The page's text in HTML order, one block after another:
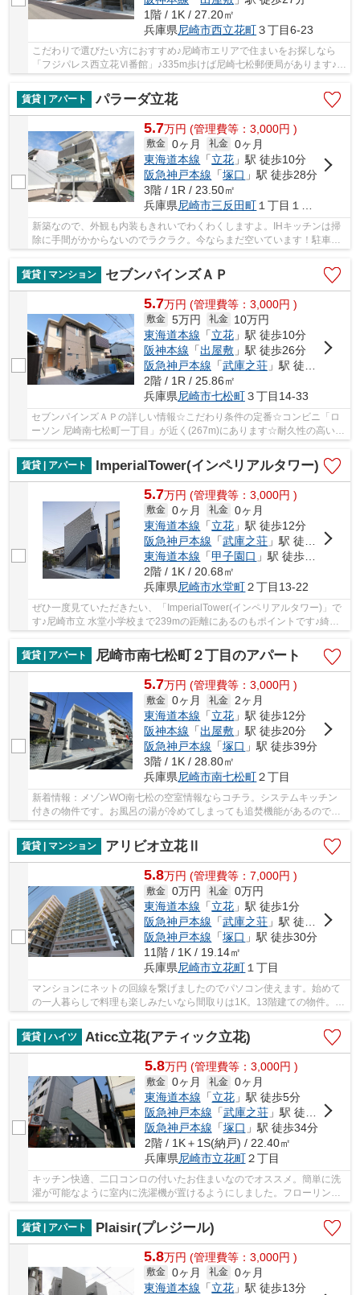
1階 / 1K / 27.20㎡
兵庫県尼崎市西立花町３丁目6-23
こだわりで選びたい方におすすめ♪尼崎市エリアで住まいをお探しなら
「フジパレス西立花Ⅵ番館」♪335m歩けば尼崎七松郵便局があります♪こ
賃貸 | アパート
パラーダ立花
5.7万円 (管理費等：3,000円 )
敷金 0ヶ月 礼金 0ヶ月
東海道本線 「立花 」駅 徒歩10分
阪急神戸本線 「塚口 」駅 徒歩28分
3階 / 1R / 23.50㎡
兵庫県尼崎市三反田町 １丁目１２－２８
新築なので、外観も内装もきれいでわくわくしますよ。IHキッチンは掃
除に手間がかからないのでラクラク。今ならまだ空いています！駐車エ
リアの空き2台です。防災や保証の心配も不要な...
賃貸 | マンション
セブンパインズＡＰ
5.7万円 (管理費等：3,000円 )
敷金 5万円 礼金 10万円
東海道本線 「立花」駅 徒歩10分
阪神本線 「出屋敷」駅 徒歩26分
阪急神戸本線 「武庫之荘」駅 徒歩35分
2階 / 1R / 25.86㎡
兵庫県尼崎市七松町３丁目14-33
セブンパインズＡＰの詳しい情報☆こだわり条件の定番☆コンビニ「ロ
ーソン 尼崎南七松町一丁目」が近く(267m)にあります☆耐久性の高いシ
ステムキッチンが備え付けられております☆新しい...
賃貸 | アパート
ImperialTower(インペリアルタワー)
5.7万円 (管理費等：3,000円 )
敷金 0ヶ月 礼金 0ヶ月
東海道本線 「立花 」駅 徒歩12分
阪急神戸本線 「武庫之荘 」駅 徒歩18分
東海道本線 「甲子園口 」駅 徒歩28分
2階 / 1K / 20.68㎡
兵庫県尼崎市水堂町２丁目13-22
ぜひ一度見ていただきたい、「ImperialTower(インペリアルタワー)」で
す♪尼崎市立 水堂小学校まで239mの距離にあるのもポイントです♪綺麗
な室内と機能的な設備のある物件です♪暮らしに...
賃貸 | アパート
尼崎市南七松町２丁目のアパート
5.7万円 (管理費等：3,000円 )
敷金 0ヶ月 礼金 2ヶ月
東海道本線 「立花 」駅 徒歩12分
阪神本線 「出屋敷 」駅 徒歩20分
阪急神戸本線 「塚口 」駅 徒歩39分
3階 / 1K / 28.80㎡
兵庫県尼崎市南七松町２丁目
新着情報：メゾンWO南七松の空室情報ならコチラ。システムキッチン
付きの物件です。お風呂の湯が冷めてしまっても追焚機能があるので安
賃貸 | マンション
アリビオ立花Ⅱ
5.8万円 (管理費等：7,000円 )
敷金 0万円 礼金 0万円
東海道本線 「立花 」駅 徒歩1分
阪急神戸本線 「武庫之荘 」駅 徒歩25分
阪急神戸本線 「塚口 」駅 徒歩30分
11階 / 1K / 19.14㎡
兵庫県尼崎市立花町１丁目
マンションにネットの回線を繋げましたのでパソコン使えます。始めて
の一人暮らしで料理も楽しみたいなら間取りは1K。13階建ての物件。毎
賃貸 | ハイツ
Aticc立花(アティック立花)
5.8万円 (管理費等：3,000円 )
敷金 0ヶ月 礼金 0ヶ月
東海道本線 「立花」駅 徒歩5分
阪急神戸本線 「武庫之荘」駅 徒歩20分
阪急神戸本線 「塚口 」駅 徒歩34分
2階 / 1K＋1S(納戸) / 22.40㎡
兵庫県尼崎市立花町２丁目
キッチン快適、二口コンロの付いたお住まいなのでオススメ。簡単に洗
濯が可能なように室内に洗濯機が置けるようにしました。フローリング
賃貸 | アパート
Plaisir(プレジール)
5.8万円 (管理費等：3,000円 )
敷金 0ヶ月 礼金 0ヶ月
東海道本線 「立花 」駅 徒歩13分